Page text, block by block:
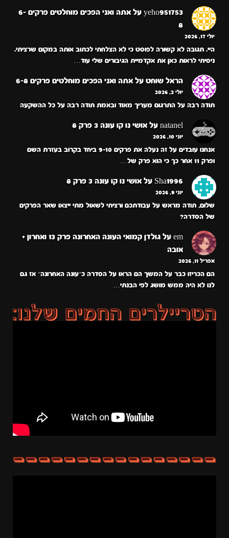
yeho951753 על
אתה ואני הפכים מוחלטים פרקים 6-
8
יולי 17, 2026
היי. תגובה לא קשורה לפוסט כי לא הצלחתי לכתוב אותה במקום שרציתי.
ניסיתי לראות כאן את אקדמיית הגיבורים שלי עוד…
הראל שוחט על אתה ואני הפכים מוחלטים פרקים 6-8
יולי 2, 2026
תודה רבה על התרגום מעריך מאוד ובאמת תודה רבה על כל ההשקעה
natanel על אושי נו קו עונה 3 פרק 8
יוני 10, 2026
אנחנו עובדים על זה נעלה את פרקים 9-10 ביחד בקרוב בעזרת השם
ופרק 11 אחר כך כי הוא פרק של…
Sha1996 על אושי נו קו עונה 3 פרק 8
יוני 9, 2026
שלום, תודה מראש על עבודתכם ורציתי לשאול מתי ייצאו שאר הפרקים
של הסדרה?
em על
גולדן קמואי העונה האחרונה פרק 13 ואחרון +
אובה
אפריל 11, 2026
הם הכריזו כבר על המשך הם הראו על הסדרה כ״עונה האחרונה״ אז גם
לנו לא היה ממש מושג לפי הבנתי…